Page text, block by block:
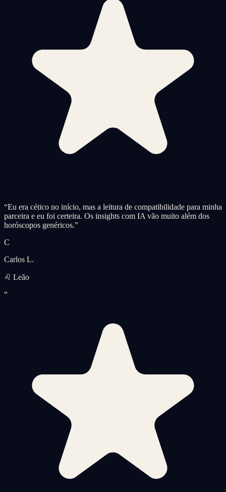
“Eu era cético no início, mas a leitura de compatibilidade para minha
parceira e eu foi certeira. Os insights com IA vão muito além dos
horóscopos genéricos.”
C
Carlos L.
♌ Leão
“